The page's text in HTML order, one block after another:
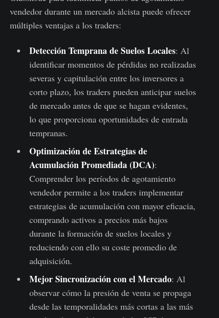
vendedor durante un mercado alcista puede ofrecer
múltiples ventajas a los traders:
Detección Temprana de Suelos Locales: Al
identificar momentos de pérdidas no realizadas
severas y capitulación entre los inversores a
corto plazo, los traders pueden anticipar suelos
de mercado antes de que se hagan evidentes,
lo que proporciona oportunidades de entrada
tempranas.
Optimización de Estrategias de
Acumulación Promediada (DCA):
Comprender los períodos de agotamiento
vendedor permite a los traders implementar
estrategias de acumulación con mayor eficacia,
comprando activos a precios más bajos
durante la formación de suelos locales y
reduciendo con ello su coste promedio de
adquisición.
Mejor Sincronización con el Mercado: Al
observar cómo la presión de venta se propaga
desde las temporalidades más cortas a las más